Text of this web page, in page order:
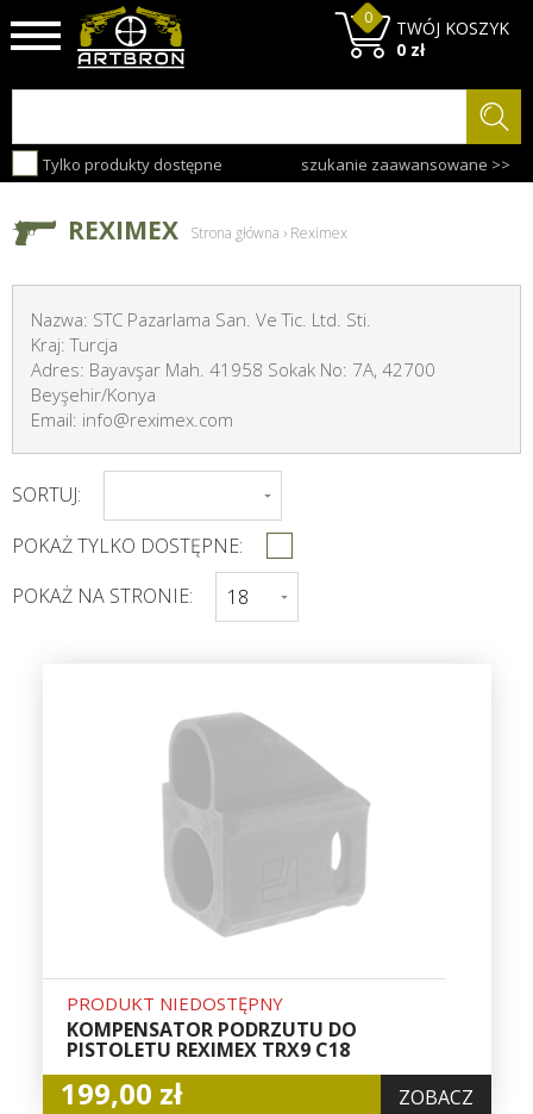
Tylko produkty dostępne szukanie zaawansowane >>
TWÓJ KOSZYK
0
0 zł
REXIMEX Strona główna › Reximex
Nazwa: STC Pazarlama San. Ve Tic. Ltd. Sti.
Kraj: Turcja
Adres: Bayavşar Mah. 41958 Sokak No: 7A, 42700
Beyşehir/Konya
Email: info@reximex.com
SORTUJ:
POKAŻ TYLKO DOSTĘPNE:
POKAŻ NA STRONIE:
PRODUKT NIEDOSTĘPNY
KOMPENSATOR PODRZUTU DO
PISTOLETU REXIMEX TRX9 C18
199,00 zł ZOBACZ